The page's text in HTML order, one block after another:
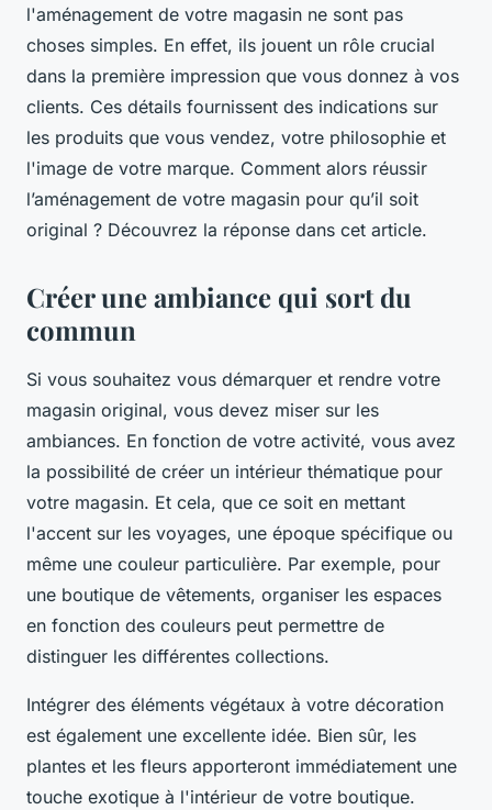
l'aménagement de votre magasin ne sont pas
choses simples. En effet, ils jouent un rôle crucial
dans la première impression que vous donnez à vos
clients. Ces détails fournissent des indications sur
les produits que vous vendez, votre philosophie et
l'image de votre marque. Comment alors réussir
l’aménagement de votre magasin pour qu’il soit
original ? Découvrez la réponse dans cet article.
Créer une ambiance qui sort du
commun
Si vous souhaitez vous démarquer et rendre votre
magasin original, vous devez miser sur les
ambiances. En fonction de votre activité, vous avez
la possibilité de créer un intérieur thématique pour
votre magasin. Et cela, que ce soit en mettant
l'accent sur les voyages, une époque spécifique ou
même une couleur particulière. Par exemple, pour
une boutique de vêtements, organiser les espaces
en fonction des couleurs peut permettre de
distinguer les différentes collections.
Intégrer des éléments végétaux à votre décoration
est également une excellente idée. Bien sûr, les
plantes et les fleurs apporteront immédiatement une
touche exotique à l'intérieur de votre boutique.